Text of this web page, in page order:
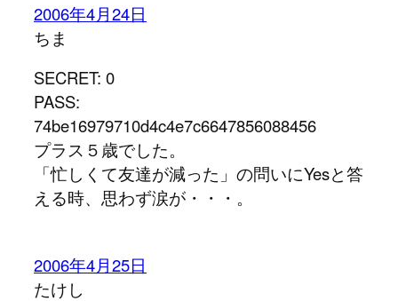
2006年4月24日
ちま
SECRET: 0
PASS:
74be16979710d4c4e7c6647856088456
プラス５歳でした。
「忙しくて友達が減った」の問いにYesと答
える時、思わず涙が・・・。
2006年4月25日
たけし